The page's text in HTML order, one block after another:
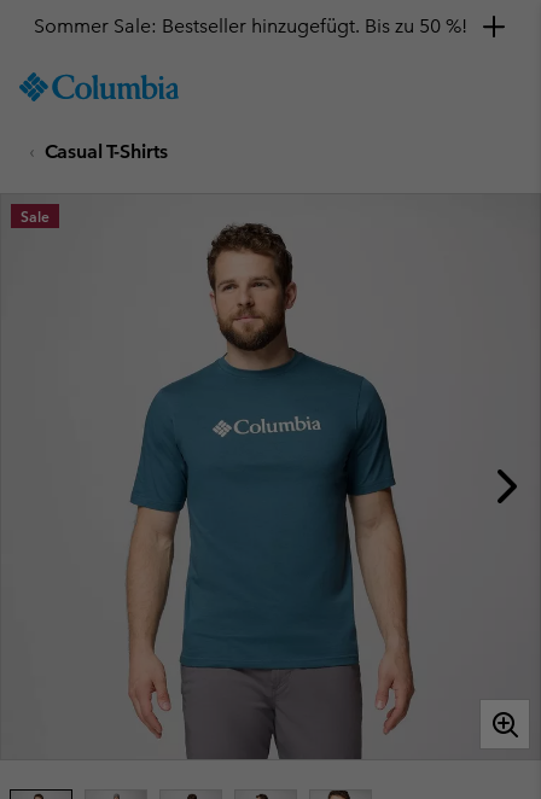
TO
SKIP
MAIN
NAV
Sommer Sale: Bestseller hinzugefügt. Bis zu 50 %!
Casual T-Shirts
Sale